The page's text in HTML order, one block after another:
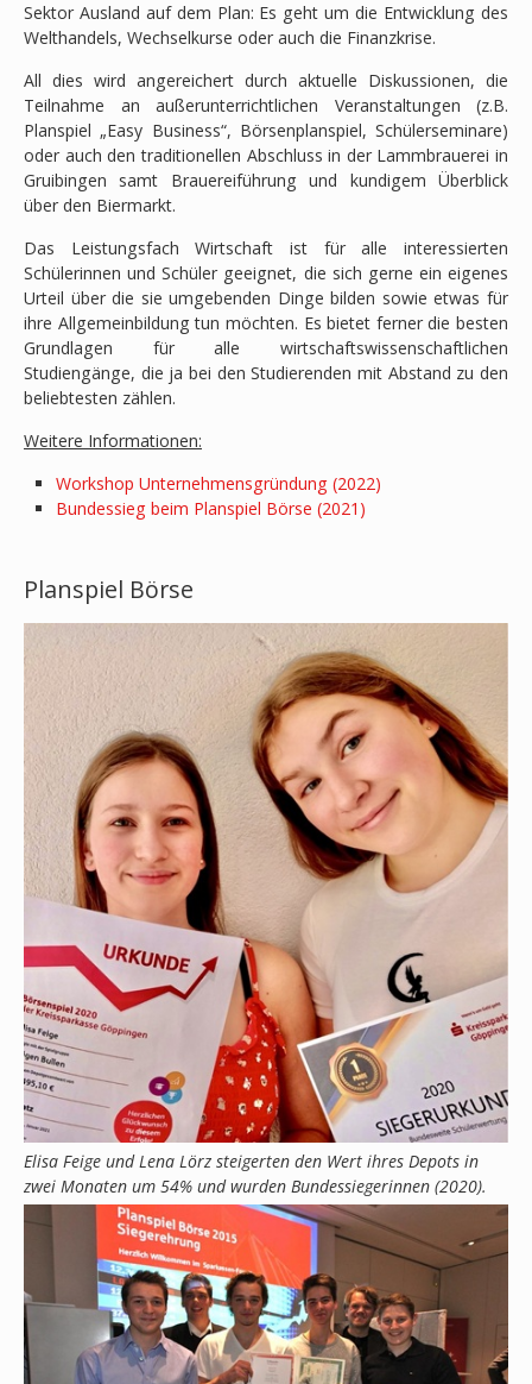
Sektor Ausland auf dem Plan: Es geht um die Entwicklung des
Welthandels, Wechselkurse oder auch die Finanzkrise.
All dies wird angereichert durch aktuelle Diskussionen, die
Teilnahme an außerunterrichtlichen Veranstaltungen (z.B.
Planspiel „Easy Business“, Börsenplanspiel, Schülerseminare)
oder auch den traditionellen Abschluss in der Lammbrauerei in
Gruibingen samt Brauereiführung und kundigem Überblick
über den Biermarkt.
Das Leistungsfach Wirtschaft ist für alle interessierten
Schülerinnen und Schüler geeignet, die sich gerne ein eigenes
Urteil über die sie umgebenden Dinge bilden sowie etwas für
ihre Allgemeinbildung tun möchten. Es bietet ferner die besten
Grundlagen für alle wirtschaftswissenschaftlichen
Studiengänge, die ja bei den Studierenden mit Abstand zu den
beliebtesten zählen.
Weitere Informationen:
Workshop Unternehmensgründung (2022)
Bundessieg beim Planspiel Börse (2021)
Planspiel Börse
Elisa Feige und Lena Lörz steigerten den Wert ihres Depots in
zwei Monaten um 54% und wurden Bundessiegerinnen (2020).